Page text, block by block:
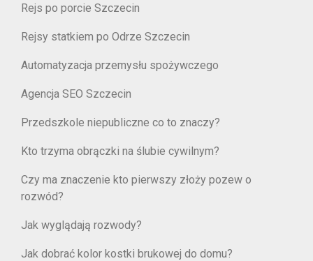
Rejs po porcie Szczecin
Rejsy statkiem po Odrze Szczecin
Automatyzacja przemysłu spożywczego
Agencja SEO Szczecin
Przedszkole niepubliczne co to znaczy?
Kto trzyma obrączki na ślubie cywilnym?
Czy ma znaczenie kto pierwszy złoży pozew o
rozwód?
Jak wyglądają rozwody?
Jak dobrać kolor kostki brukowej do domu?